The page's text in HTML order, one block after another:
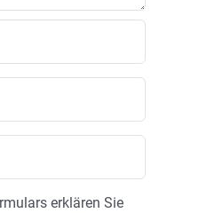
erklären Sie